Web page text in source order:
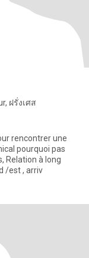
ฝรั่งเศส
rencontrer une
pourquoi pas
sud /est , arriv